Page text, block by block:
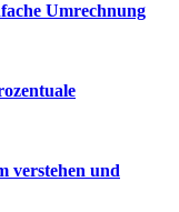
Umrechnung
verstehen und